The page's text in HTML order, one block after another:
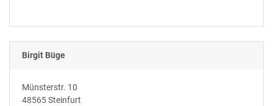
Birgit Büge
Münsterstr. 10
48565 Steinfurt